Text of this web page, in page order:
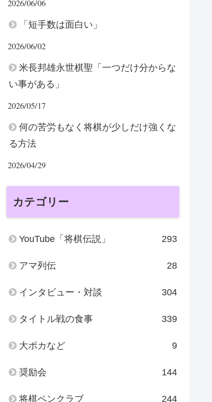
2026/06/06
「短手数は面白い」
2026/06/02
米長邦雄永世棋聖「一つだけ分からな
い事がある」
2026/05/17
何の苦労もなく将棋が少しだけ強くな
る方法
2026/04/29
カテゴリー
YouTube「将棋伝説」 293
アマ列伝 28
インタビュー・対談 304
タイトル戦の食事 339
大ポカなど 9
奨励会 144
将棋ペンクラブ 244